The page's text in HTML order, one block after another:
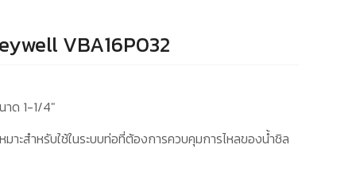
VBA16P032
ด 1-1/4″
าะสำหรับใช้ในระบบท่อที่ต้องการควบคุมการไหลของน้ำชิล